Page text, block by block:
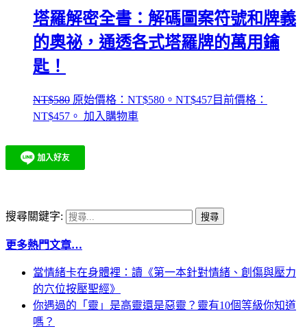
塔羅解密全書：解碼圖案符號和牌義
的奧祕，通透各式塔羅牌的萬用鑰
匙！
NT$580 原始價格：NT$580。 NT$457目前價格：
NT$457。 加入購物車
搜尋關鍵字:
更多熱門文章…
當情緒卡在身體裡：讀《第一本針對情緒、創傷與壓力
的穴位按壓聖經》
你遇過的「靈」是高靈還是惡靈？靈有10個等級你知道
嗎？